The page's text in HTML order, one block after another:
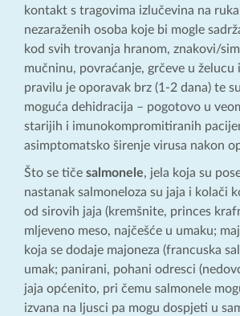
kontakt s tragovima izlučevina na
nezaraženih osoba koje bi mogle
kod svih trovanja hranom, znakovi/
mučninu, povraćanje, grčeve u želucu
pravilu je oporavak brz (1-2 dana) te
moguća dehidracija – pogotovo u
starijih i imunokompromitiranih
asimptomatsko širenje virusa nakon
Što se tiče salmonele, jela koja su
nastanak salmoneloza su jaja i kolači
od sirovih jaja (kremšnite, princes
mljeveno meso, najčešće u umaku;
koja se dodaje majoneza (francuska
umak; panirani, pohani odresci
jaja općenito, pri čemu salmonele
izvana na ljusci pa mogu dospjeti u